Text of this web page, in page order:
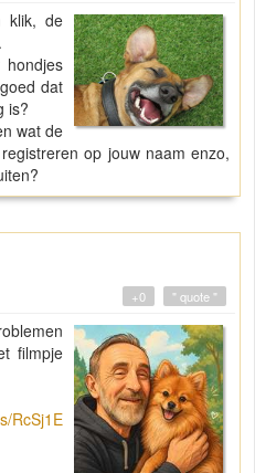
klik, de
dat
is?
wat de
op jouw naam enzo,
" quote "
+0
filmpje
RcSj1E